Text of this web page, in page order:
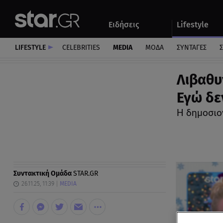
Ειδήσεις Lifestyle
Αυτοκίνητο
LIFESTYLE CELEBRITIES MEDIA ΜΟΔΑ ΣΥΝΤΑΓΕΣ
Εγώ
Η
Συντακτική ΟμάδαSTAR.GR
26.11.25, 11:39 MEDIA